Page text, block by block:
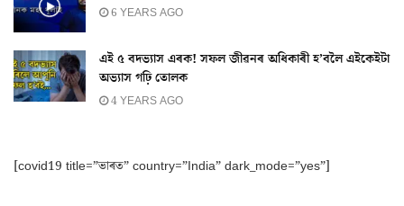
6 YEARS AGO
এই ৫ বদভ্যাস এৰক! সফল জীৱনৰ অধিকাৰী হ’বলৈ এইকেইটা
অভ্যাস গঢ়ি তোলক
4 YEARS AGO
[covid19 title=”ভাৰত” country=”India” dark_mode=”yes”]